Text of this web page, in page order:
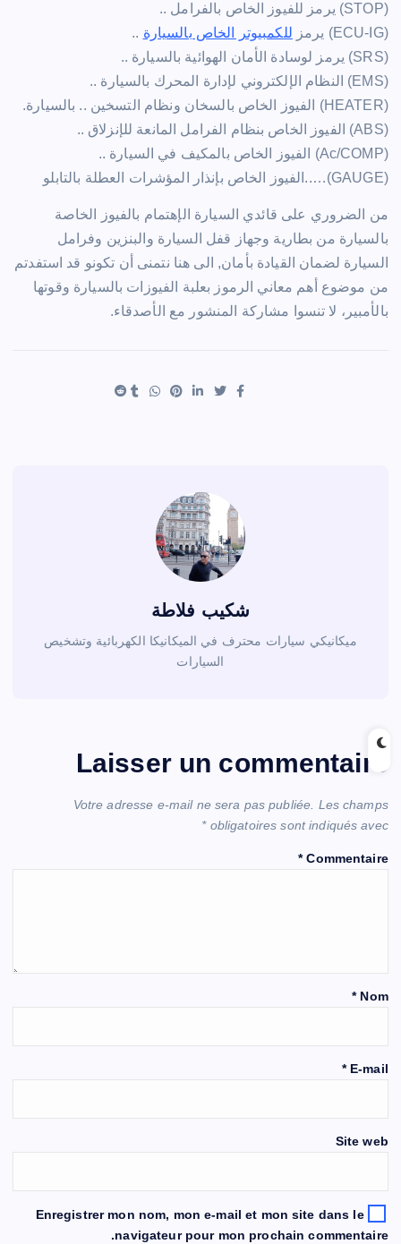
(‏STOP) يرمز للفيوز الخاص بالفرامل ..
(‏ECU-IG) يرمز
للكمبيوتر الخاص بالسيارة ..
(‏SRS) يرمز لوسادة الأمان الهوائية بالسيارة ..
(‏EMS) النظام الإلكتروني لإدارة المحرك بالسيارة ..
(‏HEATER) الفيوز الخاص بالسخان ونظام التسخين .. بالسيارة.
(‏ABS) الفيوز الخاص بنظام الفرامل المانعة للإنزلاق ..
(‏Ac/COMP) الفيوز الخاص بالمكيف في السيارة ..
(GAUGE)…..الفيوز الخاص بإنذار المؤشرات العطلة بالتابلو
من الضروري على قائدي السيارة الإهتمام بالفيوز الخاصة
بالسيارة من بطارية وجهاز قفل السيارة والبنزين وفرامل
السيارة لضمان القيادة بأمان, الى هنا نتمنى أن تكونو قد استفدتم
من موضوع أهم معاني الرموز بعلبة الفيوزات بالسيارة وقوتها
بالأمبير، لا تنسوا مشاركة المنشور مع الأصدقاء.
شكيب فلاطة
ميكانيكي سيارات محترف في الميكانيكا الكهربائية وتشخيص
السيارات
Laisser un commentaire
Votre adresse e-mail ne sera pas publiée. Les champs
obligatoires sont indiqués avec
*
Commentaire
*
Nom
*
E-mail
*
Site web
Enregistrer mon nom, mon e-mail et mon site dans le
navigateur pour mon prochain commentaire.